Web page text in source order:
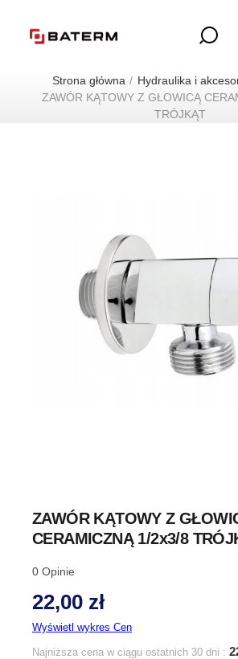
Strona główna Hydraulika i
ZAWÓR KĄTOWY Z GŁOWICĄ
TRÓJKĄT
ZAWÓR KĄTOWY Z
CERAMICZNĄ 1/2x3/8
0 Opinie
22,00 zł
Wyświetl wykres Cen
Najniższa cena w ciągu ostatnich 30 dni :